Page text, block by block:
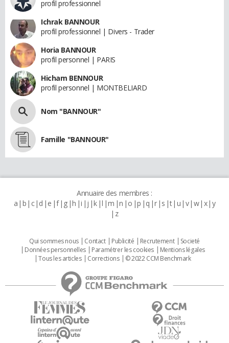
profil professionnel
Ichrak BANNOUR
profil professionnel | Divers - Trader
Horia BANNOUR
profil personnel | PARIS
Hicham BENNOUR
profil personnel | MONTBELIARD
Nom "BANNOUR"
Famille "BANNOUR"
Annuaire des membres :
a b c d e f g h i j k l m n o p q r s t u v w x y
z
Qui sommes nous Contact Publicité Recrutement
Societé
Données personnelles
Paramétrer les cookies
Mentions légales
Tous les articles
Corrections © 2022 CCM Benchmark